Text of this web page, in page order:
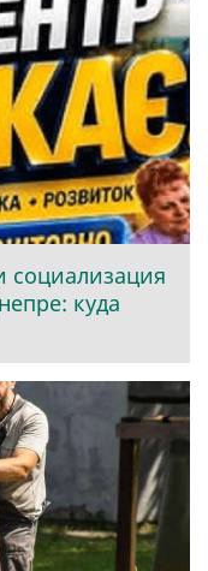
социализация
куда